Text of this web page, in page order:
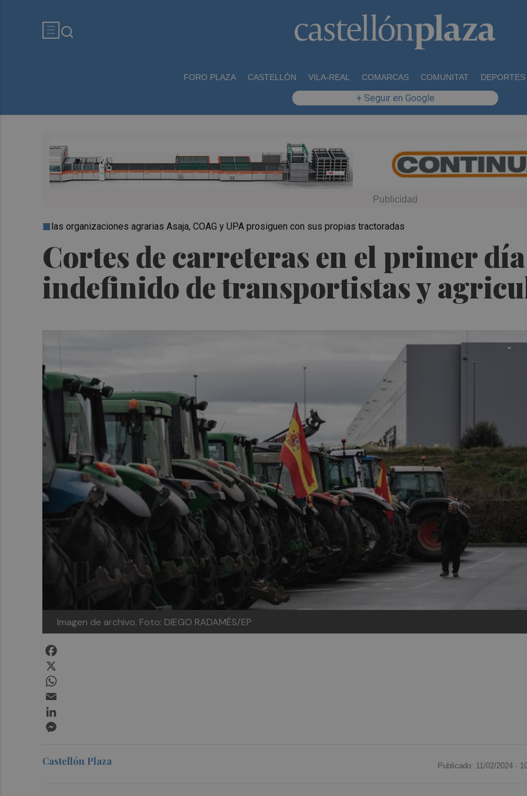
FORO PLAZA CASTELLÓN VILA-REAL COMARCAS COMUNITAT DEPORTES
+ Seguir en Google
Cortes de carreteras en el primer
indefinido de transportistas y
las organizaciones agrarias Asaja, COAG y UPA prosiguen con sus propias tractoradas
Imagen de archivo. Foto: DIEGO RADAMÉS/EP
Castellón Plaza Publicado: 11/02/2024 ·